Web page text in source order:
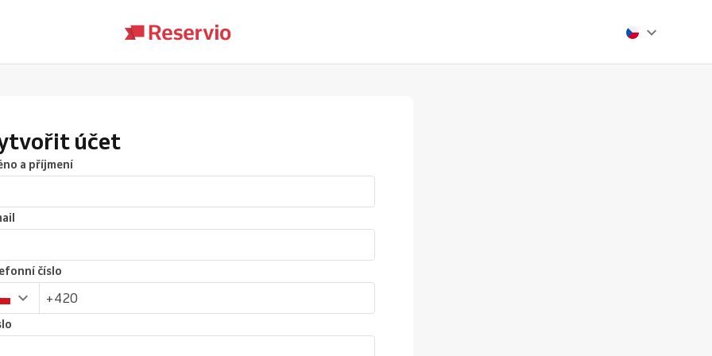
účet
a příjmení
číslo